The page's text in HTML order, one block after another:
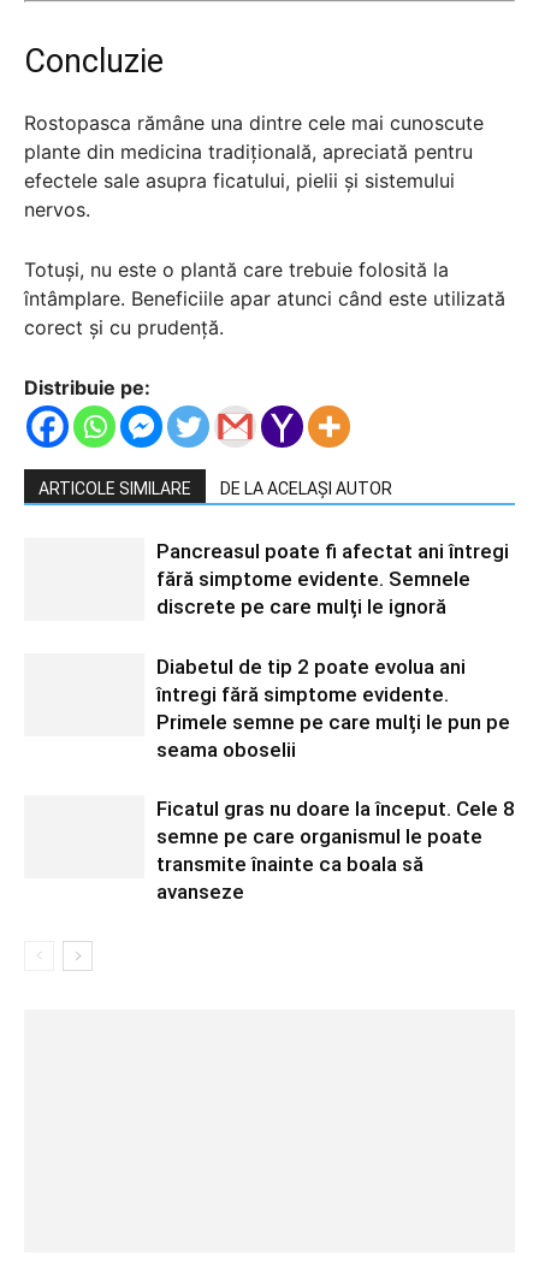
Concluzie
Rostopasca rămâne una dintre cele mai cunoscute
plante din medicina tradițională, apreciată pentru
efectele sale asupra ficatului, pielii și sistemului
nervos.
Totuși, nu este o plantă care trebuie folosită la
întâmplare. Beneficiile apar atunci când este utilizată
corect și cu prudență.
Distribuie pe:
ARTICOLE SIMILARE DE LA ACELAȘI AUTOR
Pancreasul poate fi afectat ani întregi
fără simptome evidente. Semnele
discrete pe care mulți le ignoră
Diabetul de tip 2 poate evolua ani
întregi fără simptome evidente.
Primele semne pe care mulți le pun pe
seama oboselii
Ficatul gras nu doare la început. Cele 8
semne pe care organismul le poate
transmite înainte ca boala să
avanseze